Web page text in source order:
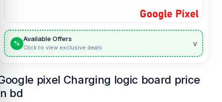
%
Available Offers
Click to view exclusive deals v
pixel Charging logic board price
bd